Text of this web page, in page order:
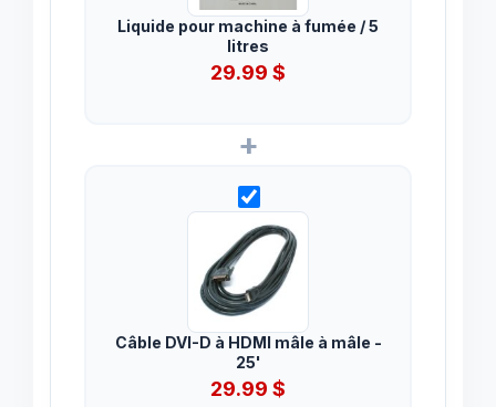
Liquide pour machine à fumée / 5
litres
29.99 $
+
Câble DVI-D à HDMI mâle à mâle -
25'
29.99 $